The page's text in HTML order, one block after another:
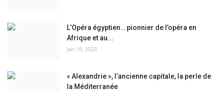
L’Opéra égyptien… pionnier de l’opéra en
Afrique et au...
Jan 19, 2023
« Alexandrie », l’ancienne capitale, la perle de
la Méditerranée